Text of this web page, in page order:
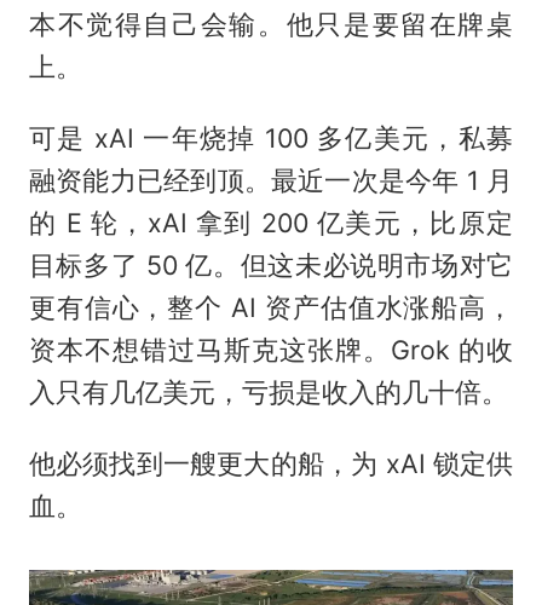
本不觉得自己会输。他只是要留在牌桌
上。
可是 xAI 一年烧掉 100 多亿美元，私募
融资能力已经到顶。最近一次是今年 1 月
的 E 轮，xAI 拿到 200 亿美元，比原定
目标多了 50 亿。但这未必说明市场对它
更有信心，整个 AI 资产估值水涨船高，
资本不想错过马斯克这张牌。Grok 的收
入只有几亿美元，亏损是收入的几十倍。
他必须找到一艘更大的船，为 xAI 锁定供
血。